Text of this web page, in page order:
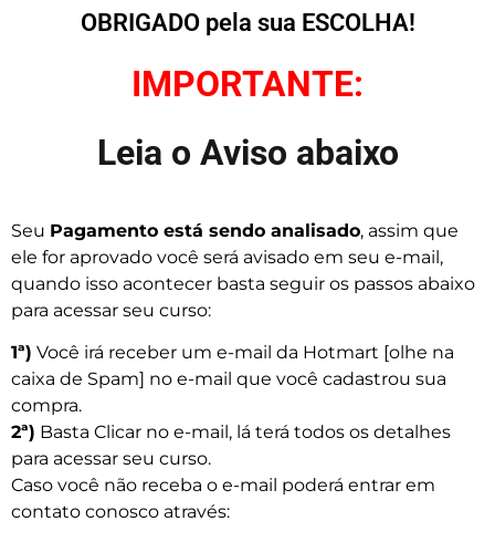
OBRIGADO pela sua ESCOLHA!
IMPORTANTE:
Leia o Aviso abaixo
Seu Pagamento está sendo analisado, assim que
ele for aprovado você será avisado em seu e-mail,
quando isso acontecer basta seguir os passos abaixo
para acessar seu curso:
1ª) Você irá receber um e-mail da Hotmart [olhe na
caixa de Spam] no e-mail que você cadastrou sua
compra.
2ª) Basta Clicar no e-mail, lá terá todos os detalhes
para acessar seu curso.
Caso você não receba o e-mail poderá entrar em
contato conosco através: